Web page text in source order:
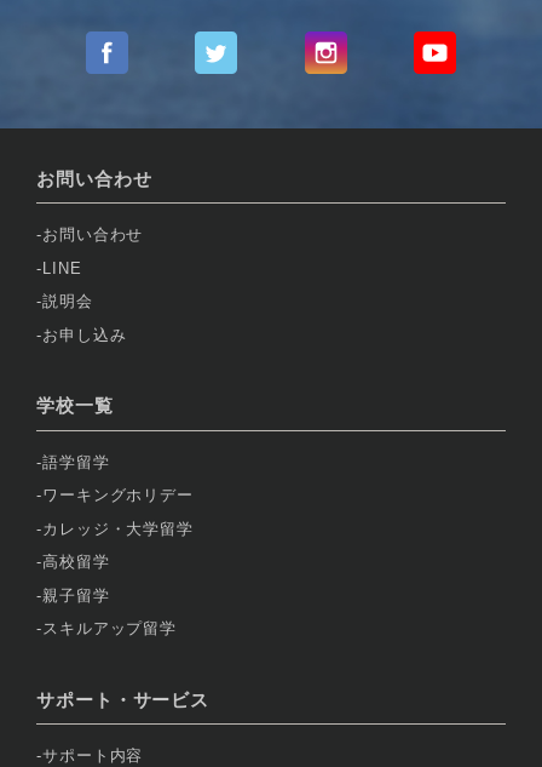
お問い合わせ
お問い合わせ
LINE
説明会
お申し込み
学校一覧
語学留学
ワーキングホリデー
カレッジ・大学留学
高校留学
親子留学
スキルアップ留学
サポート・サービス
サポート内容